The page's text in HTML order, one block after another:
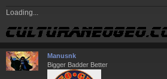
Loading...
Manusnk
Bigger Badder Better